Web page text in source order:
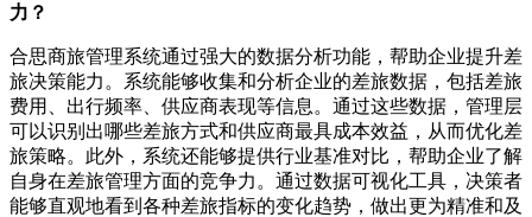
力？
合思商旅管理系统通过强大的数据分析功能，帮助企业提升差
旅决策能力。系统能够收集和分析企业的差旅数据，包括差旅
费用、出行频率、供应商表现等信息。通过这些数据，管理层
可以识别出哪些差旅方式和供应商最具成本效益，从而优化差
旅策略。此外，系统还能够提供行业基准对比，帮助企业了解
自身在差旅管理方面的竞争力。通过数据可视化工具，决策者
能够直观地看到各种差旅指标的变化趋势，做出更为精准和及